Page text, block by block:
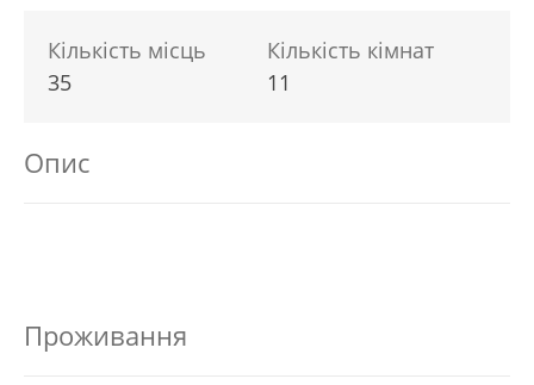
Кількість місць
35
Кількість кімнат
11
Опис
Проживання